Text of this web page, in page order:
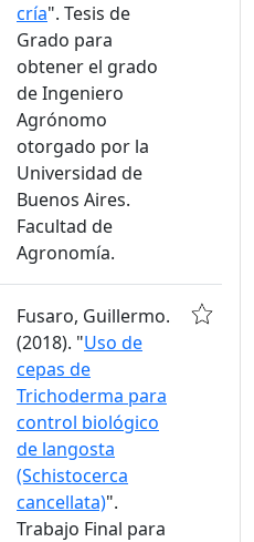
cría". Tesis de
Grado para
obtener el grado
de Ingeniero
Agrónomo
otorgado por la
Universidad de
Buenos Aires.
Facultad de
Agronomía.
Fusaro, Guillermo.
(2018). "Uso de
cepas de
Trichoderma para
control biológico
de langosta
(Schistocerca
cancellata)".
Trabajo Final para